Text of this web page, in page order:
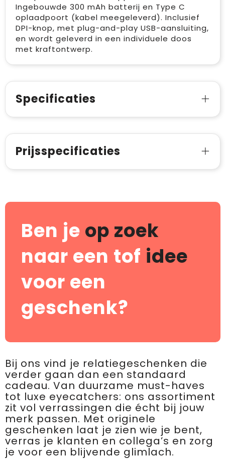
Ingebouwde 300 mAh batterij en Type C
oplaadpoort (kabel meegeleverd). Inclusief
DPI-knop, met plug-and-play USB-aansluiting,
en wordt geleverd in een individuele doos
met kraftontwerp.
Specificaties
Prijsspecificaties
Ben je op zoek
naar een tof idee
voor een
geschenk?
Bij ons vind je relatiegeschenken die
verder gaan dan een standaard
cadeau. Van duurzame must-haves
tot luxe eyecatchers: ons assortiment
zit vol verrassingen die écht bij jouw
merk passen. Met originele
geschenken laat je zien wie je bent,
verras je klanten en collega’s en zorg
je voor een blijvende glimlach.